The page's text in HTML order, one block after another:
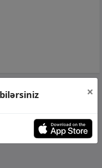
Səhifəni ziyarət
×